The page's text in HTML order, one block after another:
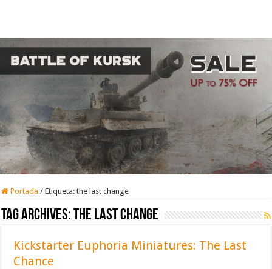
Portada / Etiqueta:the last change
Tag Archives:the last change
Kickstarter Euphoria Miniatures: The Last
Chance